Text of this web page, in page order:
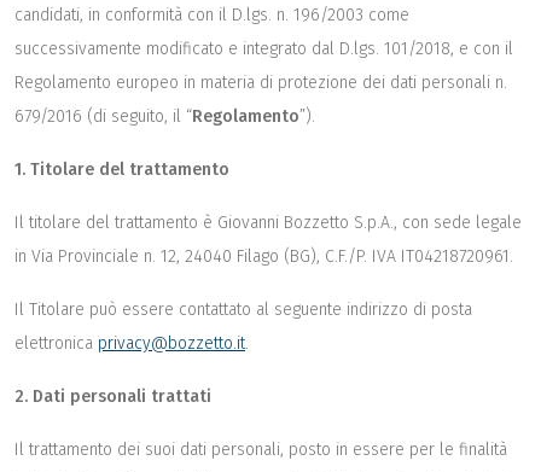
candidati, in conformità con il D.lgs. n. 196/2003 come
successivamente modificato e integrato dal D.lgs. 101/2018, e con il
Regolamento europeo in materia di protezione dei dati personali n.
679/2016 (di seguito, il “Regolamento”).
1. Titolare del trattamento
Il titolare del trattamento è Giovanni Bozzetto S.p.A., con sede legale
in Via Provinciale n. 12, 24040 Filago (BG), C.F./P. IVA IT04218720961.
Il Titolare può essere contattato al seguente indirizzo di posta
elettronica privacy@bozzetto.it.
2. Dati personali trattati
Il trattamento dei suoi dati personali, posto in essere per le finalità